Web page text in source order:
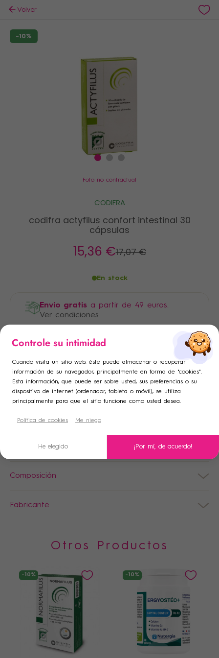
Volver
CODIFRA
codifra actyfilus confort intestinal 30
cápsulas
15,36 €17,07 €
En stock
Envio gratis a partir de 49 euros.
Ver condiciones
-10%
Foto no contractual
Descripción
Condiciones de uso
Composición
Fabricante
Otros Productos
-10% -10%
Añadir a la lista de deseos ×
add_circle_outline Crear una nueva lista
Crear lista de deseos ×
Nombre de la lista de deseos
Cancelar Crear lista de deseos
Iniciar sesión ×
Debe iniciar sesión para guardar productos en su lista de
deseos.
Cancelar Iniciar sesión
Controle su intimidad
Cuando visita un sitio web, éste puede almacenar o recuperar
información de su navegador, principalmente en forma de "cookies".
Esta información, que puede ser sobre usted, sus preferencias o su
dispositivo de internet (ordenador, tableta o móvil), se utiliza
principalmente para que el sitio funcione como usted desea.
Política de cookies Me niego
He elegido ¡Por mí, de acuerdo!